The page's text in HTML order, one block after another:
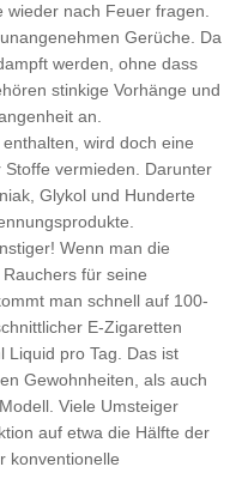
wieder nach Feuer fragen.
Gerüche. Da
werden, ohne dass
stinkige Vorhänge und
an.
wird doch eine
vermieden. Darunter
Glykol und Hunderte
Wenn man die
für seine
man schnell auf 100-
E-Zigaretten
Liquid pro Tag. Das ist
Gewohnheiten, als auch
Viele Umsteiger
auf etwa die Hälfte der
konventionelle